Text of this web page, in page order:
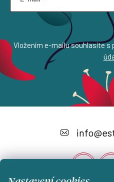
Vložením e-mailu souhlasíte s
a
info@